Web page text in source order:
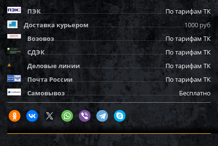
ПЭК
По тарифам ТК
Доставка курьером
1000 руб
Возовоз
По тарифам ТК
СДЭК
По тарифам ТК
Деловые линии
По тарифам ТК
Почта России
По тарифам ТК
Самовывоз
Бесплатно